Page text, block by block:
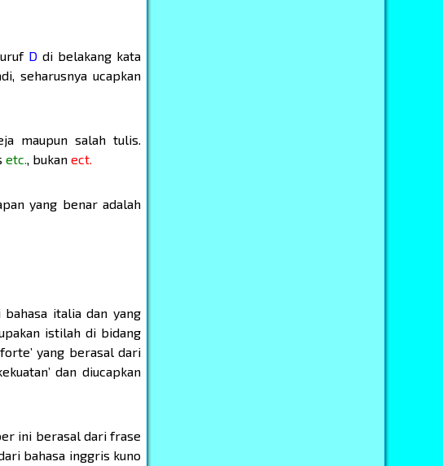
Ddi belakang kata
seharusnya ucapkan
maupun salah tulis.
etc., bukan ect.
yang benar adalah
italia dan yang
istilah di bidang
yang berasal dari
dan diucapkan
ini berasal dari frase
bahasa inggris kuno